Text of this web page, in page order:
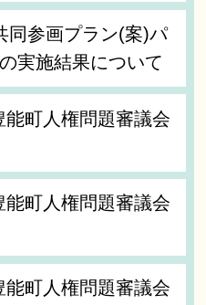
同参画プラン(案)パ
実施結果について
町人権問題審議会
町人権問題審議会
町人権問題審議会